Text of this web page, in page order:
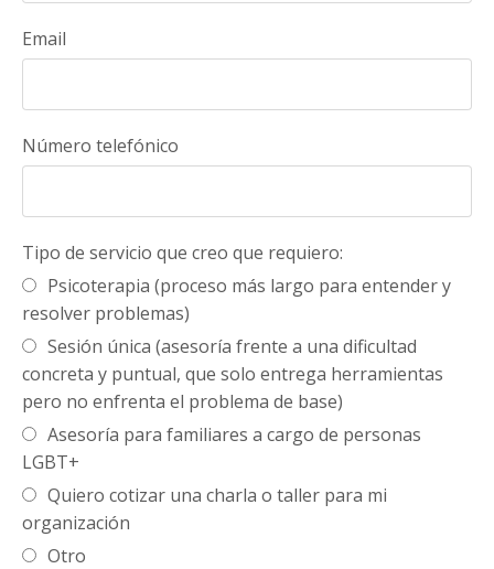
Email
Número telefónico
Tipo de servicio que creo que requiero:
Psicoterapia (proceso más largo para entender y
resolver problemas)
Sesión única (asesoría frente a una dificultad
concreta y puntual, que solo entrega herramientas
pero no enfrenta el problema de base)
Asesoría para familiares a cargo de personas
LGBT+
Quiero cotizar una charla o taller para mi
organización
Otro